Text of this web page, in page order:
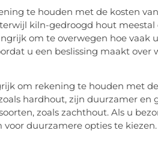
te houden met de kosten
kiln-gedroogd hout
om te overwegen hoe vaak
u een beslissing maakt over
om rekening te houden met
hardhout, zijn duurzamer en
zoals zachthout. Als u
duurzamere opties te kiezen.